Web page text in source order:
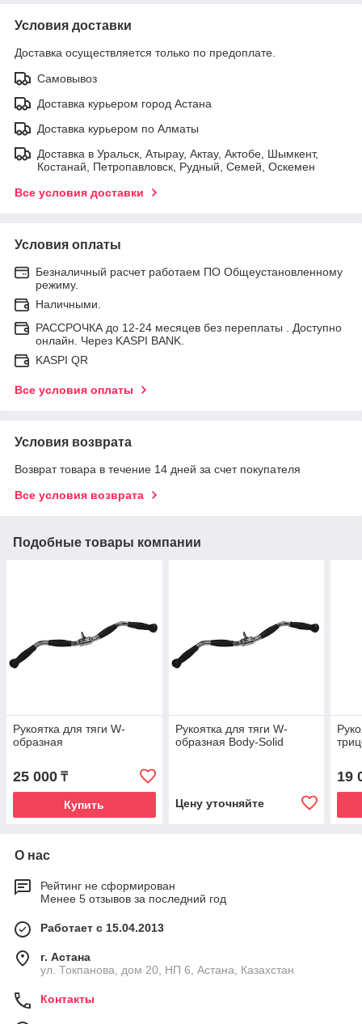
Условия доставки
Доставка осуществляется только по предоплате.
Самовывоз
Доставка курьером город Астана
Доставка курьером по Алматы
Доставка в Уральск, Атырау, Актау, Актобе, Шымкент,
Костанай, Петропавловск, Рудный, Семей, Оскемен
Все условия доставки
Условия оплаты
Безналичный расчет работаем ПО Общеустановленному
режиму.
Наличными.
РАССРОЧКА до 12-24 месяцев без переплаты . Доступно
онлайн. Через KASPI BANK.
KASPI QR
Все условия оплаты
Условия возврата
Возврат товара в течение 14 дней за счет покупателя
Все условия возврата
Подобные товары компании
Рукоятка для тяги W-
образная
25 000 ₸
Купить
Рукоятка для тяги W-
образная Body-Solid
Цену уточняйте
19
О нас
Рейтинг не сформирован
Менее 5 отзывов за последний год
Работает с 15.04.2013
г. Астана
ул. Токпанова, дом 20, НП 6, Астана, Казахстан
Контакты